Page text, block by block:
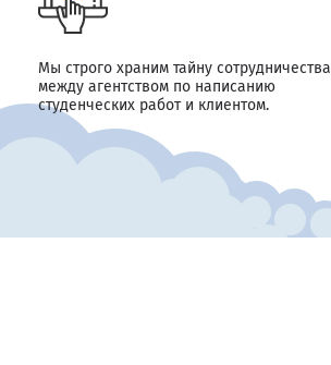
Мы строго храним тайну сотрудничества
между агентством по написанию
студенческих работ и клиентом.